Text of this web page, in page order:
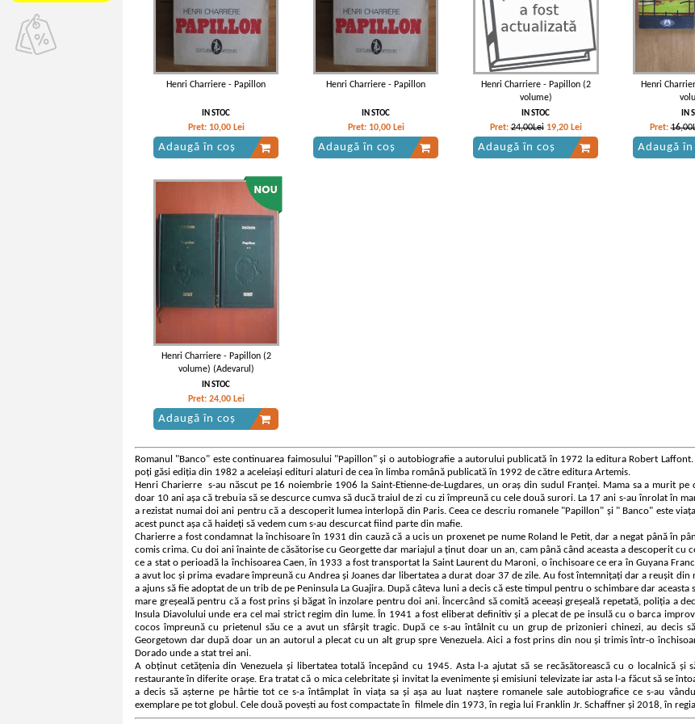
Henri Charriere - Papillon
IN STOC
Pret: 10,00 Lei
Adaugă în coș
Henri Charriere - Papillon
IN STOC
Pret: 10,00 Lei
Adaugă în coș
Henri Charriere - Papillon (2
volume)
IN STOC
Pret:24,00Lei 19,20 Lei
Adaugă în coș
Henri
IN
Pret:
Adaugă în
Henri Charriere - Papillon (2
volume) (Adevarul)
IN STOC
Pret: 24,00 Lei
Adaugă în coș
Romanul "Banco" este continuarea faimosului "Papillon" și o autobiografie a autorului publicată în 1972 la editura Robert Laffont.
poți găsi ediția din 1982 a aceleiași edituri alaturi de cea în limba română publicată în 1992 de către editura Artemis.
Henri Charierre s-au născut pe 16 noiembrie 1906 la Saint-Etienne-de-Lugdares, un oraș din sudul Franței. Mama sa a murit pe
doar 10 ani așa că trebuia să se descurce cumva să ducă traiul de zi cu zi împreună cu cele două surori. La 17 ani s-au înrolat în
a rezistat numai doi ani pentru că a descoperit lumea interlopă din Paris. Ceea ce descriu romanele "Papillon" și " Banco" este
acest punct așa că haideți să vedem cum s-au descurcat fiind parte din mafie.
Charierre a fost condamnat la închisoare în 1931 din cauză că a ucis un proxenet pe nume Roland le Petit, dar a negat până în
comis crima. Cu doi ani înainte de căsătorise cu Georgette dar mariajul a ținut doar un an, cam până când aceasta a descoperit cu
ce a stat o perioadă la închisoarea Caen, în 1933 a fost transportat la Saint Laurent du Maroni, o închisoare ce era în Guyana
a avut loc și prima evadare împreună cu Andrea și Joanes dar libertatea a durat doar 37 de zile. Au fost întemnițați dar a reușit din
a ajuns să fie adoptat de un trib de pe Peninsula La Guajira. După câteva luni a decis că este timpul pentru o schimbare dar aceasta
mare greșeală pentru că a fost prins și băgat în inzolare pentru doi ani. Încercând să comită aceeași greșeală repetată, poliția a
Insula Diavolului unde era cel mai strict regim din lume. În 1941 a fost eliberat definitiv și a plecat de pe insulă cu o barca
cocos împreună cu prietenul său ce a avut un sfârșit tragic. După ce s-au întâlnit cu un grup de prizonieri chinezi, au decis
Georgetown dar după doar un an autorul a plecat cu un alt grup spre Venezuela. Aici a fost prins din nou și trimis într-o
Dorado unde a stat trei ani.
A obținut cetățenia din Venezuela și libertatea totală începând cu 1945. Asta l-a ajutat să se recăsătorească cu o localnică și
restaurante în diferite orașe. Era tratat că o mica celebritate și invitat la evenimente și emisiuni televizate iar asta l-a făcut să se
a decis să așterne pe hârtie tot ce s-a întâmplat în viața sa și așa au luat naștere romanele sale autobiografice ce s-au
exemplare pe tot globul. Cele două povești au fost compactate în filmele din 1973, în regia lui Franklin Jr. Schaffner și 2018, în